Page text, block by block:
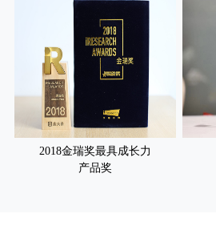
2018金瑞奖最具成长力
产品奖